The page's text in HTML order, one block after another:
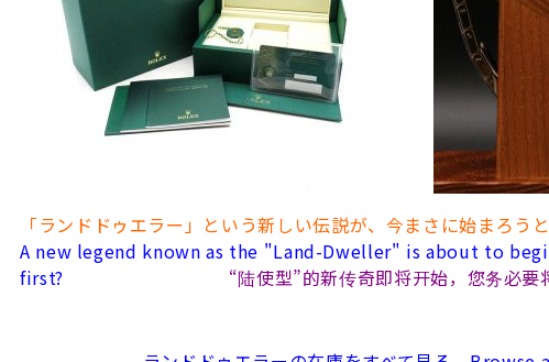
「ランドドゥエラー」という新しい伝説が、今まさに始まろ
A new legend known as the "Land-Dweller" is about to
first?
“陆使型”的新传奇即将开始，您务必要